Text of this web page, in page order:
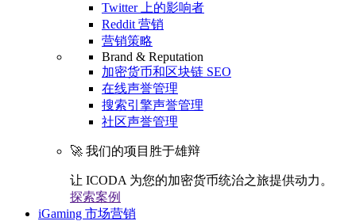
Twitter 上的影响者
Reddit 营销
营销策略
Brand & Reputation
加密货币和区块链 SEO
在线声誉管理
搜索引擎声誉管理
社区声誉管理
🚀 我们的项目胜于雄辩
让 ICODA 为您的加密货币统治之旅提供动力。
探索案例
iGaming 市场营销